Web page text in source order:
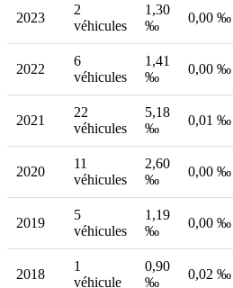
2023
2
véhicules
1,30
‰
0,00 ‰
2022
6
véhicules
1,41
‰
0,00 ‰
2021
22
véhicules
5,18
‰
0,01 ‰
2020
11
véhicules
2,60
‰
0,00 ‰
2019
5
véhicules
1,19
‰
0,00 ‰
2018
1
véhicule
0,90
‰
0,02 ‰